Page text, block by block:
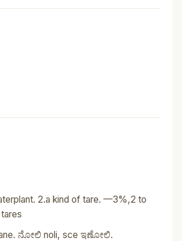
2.a kind of tare. —3%,2 to
ನೋಲಿ noli, sce ಇಣೋಲಿ.